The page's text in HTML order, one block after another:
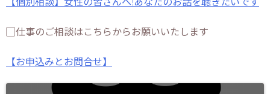
【個別相談】女性の皆さんへ!あなたのお話を聴きたいです
▢仕事のご相談はこちらからお願いいたします
【お申込みとお問合せ】